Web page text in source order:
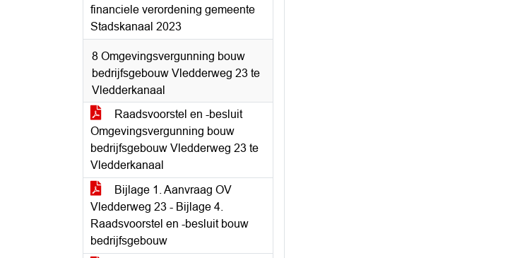
financiele verordening gemeente
Stadskanaal 2023
8 Omgevingsvergunning bouw
bedrijfsgebouw Vledderweg 23 te
Vledderkanaal
Raadsvoorstel en -besluit
Omgevingsvergunning bouw
bedrijfsgebouw Vledderweg 23 te
Vledderkanaal
Bijlage 1. Aanvraag OV
Vledderweg 23 - Bijlage 4.
Raadsvoorstel en -besluit bouw
bedrijfsgebouw